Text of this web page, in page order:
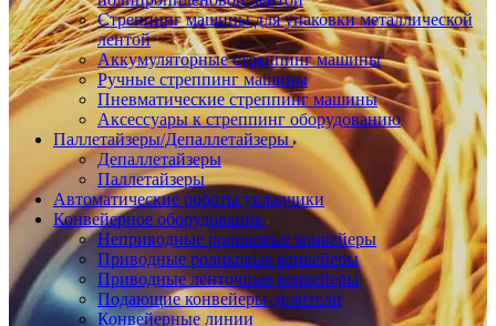
Стреппинг машины для упаковки металлической
лентой
Аккумуляторные стреппинг машины
Ручные стреппинг машины
Пневматические стреппинг машины
Аксессуары к стреппинг оборудованию
Паллетайзеры/Депаллетайзеры
Депаллетайзеры
Паллетайзеры
Автоматические роботы укладчики
Конвейерное оборудование
Неприводные роликовые конвейеры
Приводные роликовые конвейеры
Приводные ленточные конвейеры
Подающие конвейеры-делители
Конвейерные линии